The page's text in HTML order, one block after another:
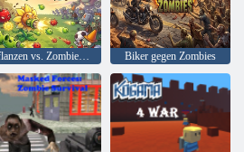
Pflanzen vs. Zombies-Hybriden Biker gegen Zombies